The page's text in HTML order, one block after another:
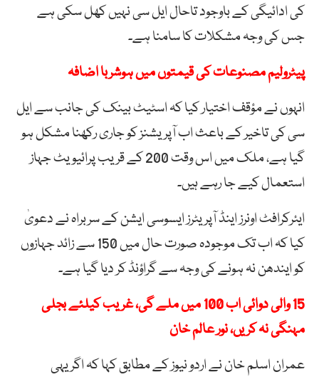
کی ادائیگی کے باوجود تاحال ایل سی نہیں کھل سکی ہے
جس کی وجہ مشکلات کا سامنا ہے۔
پیٹرولیم مصنوعات کی قیمتوں میں ہوشربا اضافہ
انہوں نے مؤقف اختیار کیا کہ اسٹیٹ بینک کی جانب سے ایل
سی کی تاخیر کے باعث اب آپریشنز کو جاری رکھنا مشکل ہو
گیا ہے، ملک میں اس وقت 200 کے قریب پرائیویٹ جہاز
استعمال کیے جا رہے ہیں۔
ایئرکرافٹ اونرز اینڈ آپریٹرز ایسوسی ایشن کے سربراہ نے دعویٰ
کیا کہ اب تک موجودہ صورت حال میں 150 سے زائد جہازوں
کو ایندھن نہ ہونے کی وجہ سے گراؤنڈ کر دیا گیا ہے۔
15 والی دوائی اب 100 میں ملے گی، غریب کیلئے بجلی
مہنگی نہ کریں، نور عالم خان
عمران اسلم خان نے اردو نیوز کے مطابق کہا کہ اگر یہی